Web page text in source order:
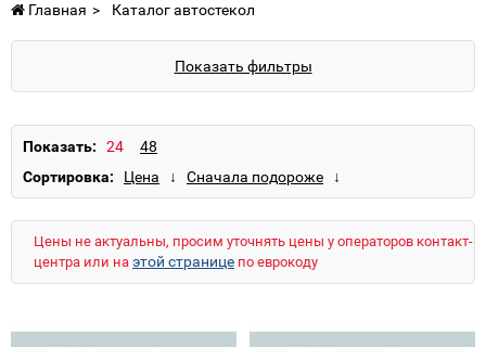
Главная Каталог автостекол
Показать фильтры
Показать:
Сортировка:
Цены не актуальны, просим уточнять цены у операторов контакт-
центра или на этой странице по еврокоду